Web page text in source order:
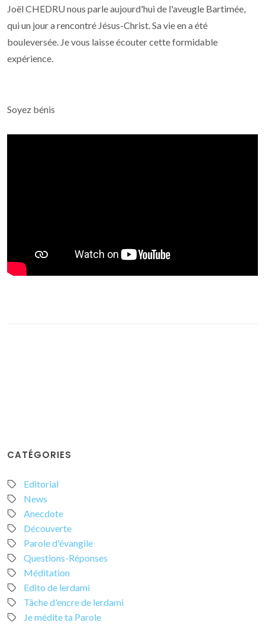
Joël CHEDRU nous parle aujourd'hui de l'aveugle Bartimée,
qui un jour a rencontré Jésus-Christ. Sa vie en a été
bouleversée. Je vous laisse écouter cette formidable
expérience.
Soyez bénis
CATÉGORIES
Editorial
News
Anecdote
Découverte
Parole d'évangile
Questions-Réponses
Méditation
Edito de lerdami
Tâche d'encre de lerdami
Je médite ta Parole